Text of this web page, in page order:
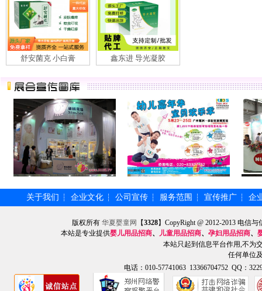
舒安菌克 小白膏 鑫东进 导光凝胶
关于我们 ┆ 企业文化 ┆ 公司宣传 ┆ 服务范围 ┆ 宣传推广 ┆ 企
版权所有华夏婴童网 【3328】CopyRight @ 2012-2013 电信
本站是专业提供婴儿用品招商、 儿童用品招商、 孕妇用品招商、
本站只起到信息平台作用,不为
任何单位
电话：010-57741063 13366704752 QQ：